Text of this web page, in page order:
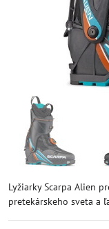
Lyžiarky Scarpa Alien
pretekárskeho sveta a